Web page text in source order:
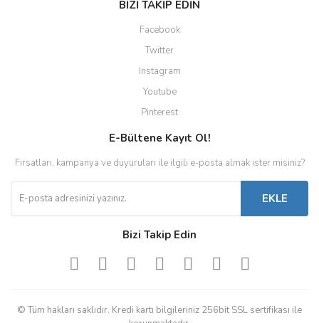
BİZİ TAKİP EDİN
Facebook
Twitter
Instagram
Youtube
Pinterest
E-Bültene Kayıt Ol!
Fırsatları, kampanya ve duyuruları ile ilgili e-posta almak ister misiniz?
EKLE
Bizi Takip Edin
© Tüm hakları saklıdır. Kredi kartı bilgileriniz 256bit SSL sertifikası ile